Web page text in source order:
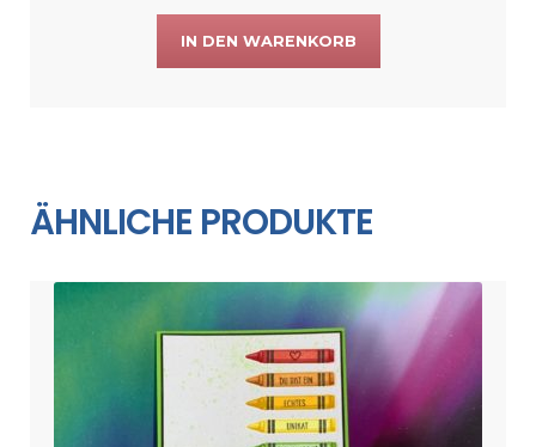
IN DEN WARENKORB
ÄHNLICHE PRODUKTE